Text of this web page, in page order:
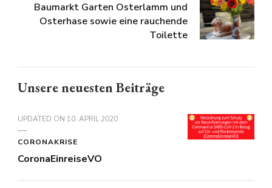
Baumarkt Garten Osterlamm und
Osterhase sowie eine rauchende
Toilette
Unsere neuesten Beiträge
UPDATED ON 10. APRIL 2020
CORONAKRISE
CoronaEinreiseVO